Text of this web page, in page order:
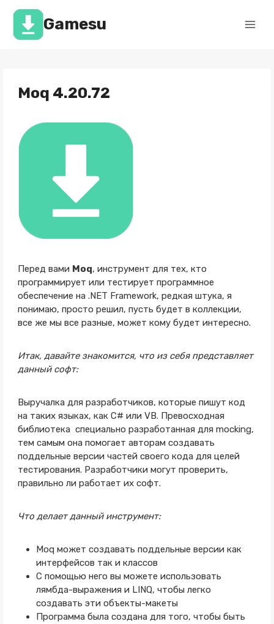
Перейти
содержимомуGamesu
Moq 4.20.72
Перед вами Moq, инструмент для тех, кто
программирует или тестирует программное
обеспечение на .NET Framework, редкая штука, я
понимаю, просто решил, пусть будет в коллекции,
все же мы все разные, может кому будет интересно.
Итак, давайте знакомится, что из себя представляет
данный софт:
Выручалка для разработчиков, которые пишут код
на таких языках, как C# или VB. Превосходная
библиотека специально разработанная для mocking,
тем самым она помогает авторам создавать
поддельные версии частей своего кода для целей
тестирования. Разработчики могут проверить,
правильно ли работает их софт.
Что делает данный инструмент:
Moq может создавать поддельные версии как
интерфейсов так и классов
С помощью него вы можете использовать
лямбда-выражения и LINQ, чтобы легко
создавать эти объекты-макеты
Программа была создана для того, чтобы быть